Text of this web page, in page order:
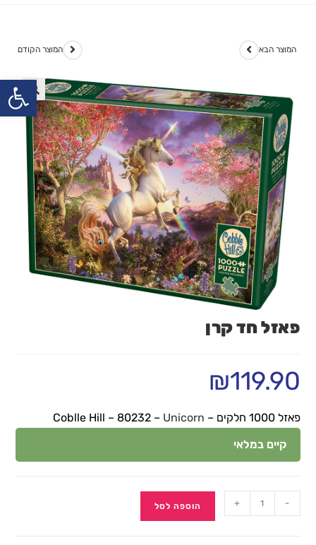
המוצר הקודם המוצר הבא
פאזל חד קרן
₪119.90
פאזל 1000 חלקים – Coblle Hill – 80232 –
Unicorn
קיים במלאי
-
+ הוספה לסל